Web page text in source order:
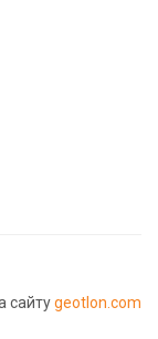
сайтуgeotlon.com